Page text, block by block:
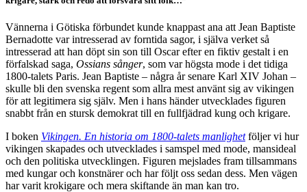
Vännerna i Götiska förbundet kunde knappast ana att Jean Baptiste
Bernadotte var intresserad av forntida sagor, i själva verket så
intresserad att han döpt sin son till Oscar efter en fiktiv gestalt i en
förfalskad saga, Ossians sånger, som var högsta mode i det tidiga
1800-talets Paris. Jean Baptiste – några år senare Karl XIV Johan –
skulle bli den svenska regent som allra mest använt sig av vikingen
för att legitimera sig själv. Men i hans händer utvecklades figuren
snabbt från en stursk demokrat till en fullfjädrad kung och krigare.
I boken Vikingen. En historia om 1800-talets manlighetföljer vi hur
vikingen skapades och utvecklades i samspel med mode, mansideal
och den politiska utvecklingen. Figuren mejslades fram tillsammans
med kungar och konstnärer och har följt oss sedan dess. Men vägen
har varit krokigare och mera skiftande än man kan tro.